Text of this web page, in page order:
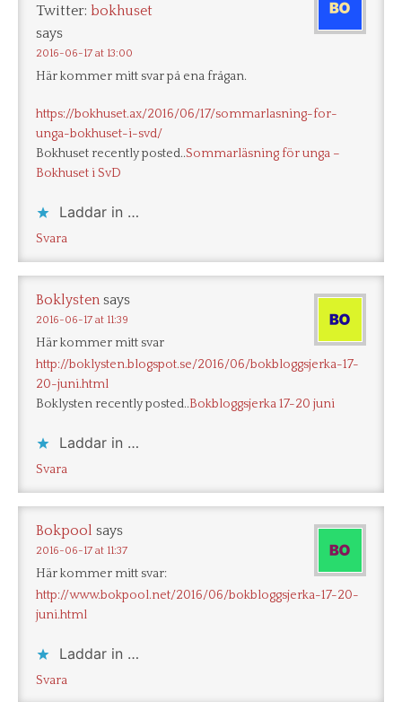
Twitter: bokhuset
says
2016-06-17 at 13:00
Här kommer mitt svar på ena frågan.
https://bokhuset.ax/2016/06/17/sommarlasning-for-
unga-bokhuset-i-svd/
Bokhuset recently posted..Sommarläsning för unga –
Bokhuset i SvD
Laddar in …
Svara
Boklysten says
2016-06-17 at 11:39
Här kommer mitt svar
http://boklysten.blogspot.se/2016/06/bokbloggsjerka-17-
20-juni.html
Boklysten recently posted..Bokbloggsjerka 17-20 juni
Laddar in …
Svara
Bokpool says
2016-06-17 at 11:37
Här kommer mitt svar:
http://www.bokpool.net/2016/06/bokbloggsjerka-17-20-
juni.html
Laddar in …
Svara